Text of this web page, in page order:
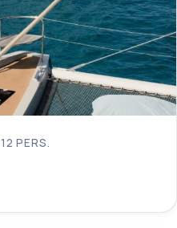
12 PERS.